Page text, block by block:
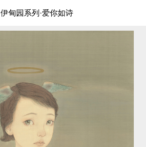
伊甸园系列·爱你如诗